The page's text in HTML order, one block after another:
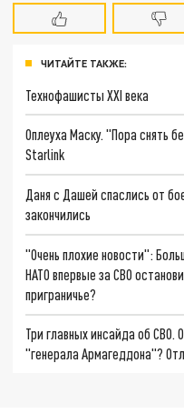
ЧИТАЙТЕ ТАКЖЕ:
Технофашисты XXI века
Оплеуха Маску. "Пора снять
Starlink
Даня с Дашей спаслись от
закончились
"Очень плохие новости":
НАТО впервые за СВО
приграничье?
Три главных инсайда об СВО.
"генерала Армагеддона"?